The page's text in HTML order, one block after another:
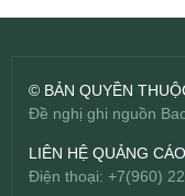
© BẢN QUYỀN
Đề nghị ghi nguồn
LIÊN HỆ QUẢNG
Điện thoại: